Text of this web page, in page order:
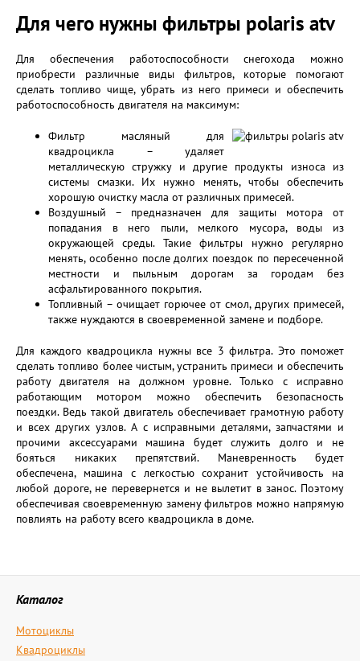
Для чего нужны фильтры polaris atv
Для обеспечения работоспособности снегохода можно
приобрести различные виды фильтров, которые помогают
сделать топливо чище, убрать из него примеси и обеспечить
работоспособность двигателя на максимум:
Фильтр масляный для
квадроцикла – удаляет
металлическую стружку и другие продукты износа из
системы смазки. Их нужно менять, чтобы обеспечить
хорошую очистку масла от различных примесей.
Воздушный – предназначен для защиты мотора от
попадания в него пыли, мелкого мусора, воды из
окружающей среды. Такие фильтры нужно регулярно
менять, особенно после долгих поездок по пересеченной
местности и пыльным дорогам за городам без
асфальтированного покрытия.
Топливный – очищает горючее от смол, других примесей,
также нуждаются в своевременной замене и подборе.
Для каждого квадроцикла нужны все 3 фильтра. Это поможет
сделать топливо более чистым, устранить примеси и обеспечить
работу двигателя на должном уровне. Только с исправно
работающим мотором можно обеспечить безопасность
поездки. Ведь такой двигатель обеспечивает грамотную работу
и всех других узлов. А с исправными деталями, запчастями и
прочими аксессуарами машина будет служить долго и не
бояться никаких препятствий. Маневренность будет
обеспечена, машина с легкостью сохранит устойчивость на
любой дороге, не перевернется и не вылетит в занос. Поэтому
обеспечивая своевременную замену фильтров можно напрямую
повлиять на работу всего квадроцикла в доме.
Каталог
Мотоциклы
Квадроциклы